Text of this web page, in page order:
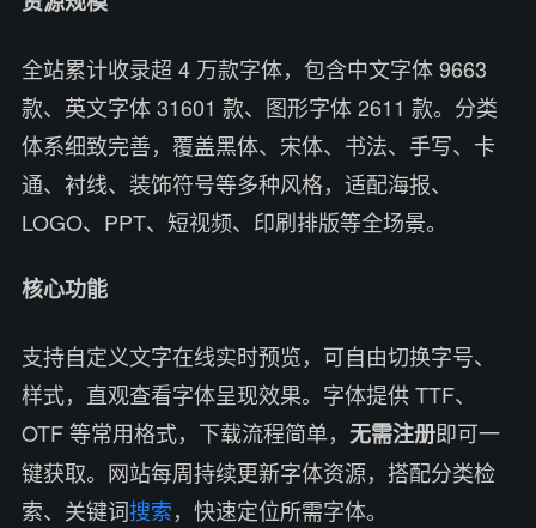
全站累计收录超 4 万款字体，包含中文字体 9663
款、英文字体 31601 款、图形字体 2611 款。分类
体系细致完善，覆盖黑体、宋体、书法、手写、卡
通、衬线、装饰符号等多种风格，适配海报、
LOGO、PPT、短视频、印刷排版等全场景。
核心功能
支持自定义文字在线实时预览，可自由切换字号、
样式，直观查看字体呈现效果。字体提供 TTF、
OTF 等常用格式，下载流程简单， 无需注册即可一
键获取。网站每周持续更新字体资源，搭配分类检
索、关键词搜索，快速定位所需字体。